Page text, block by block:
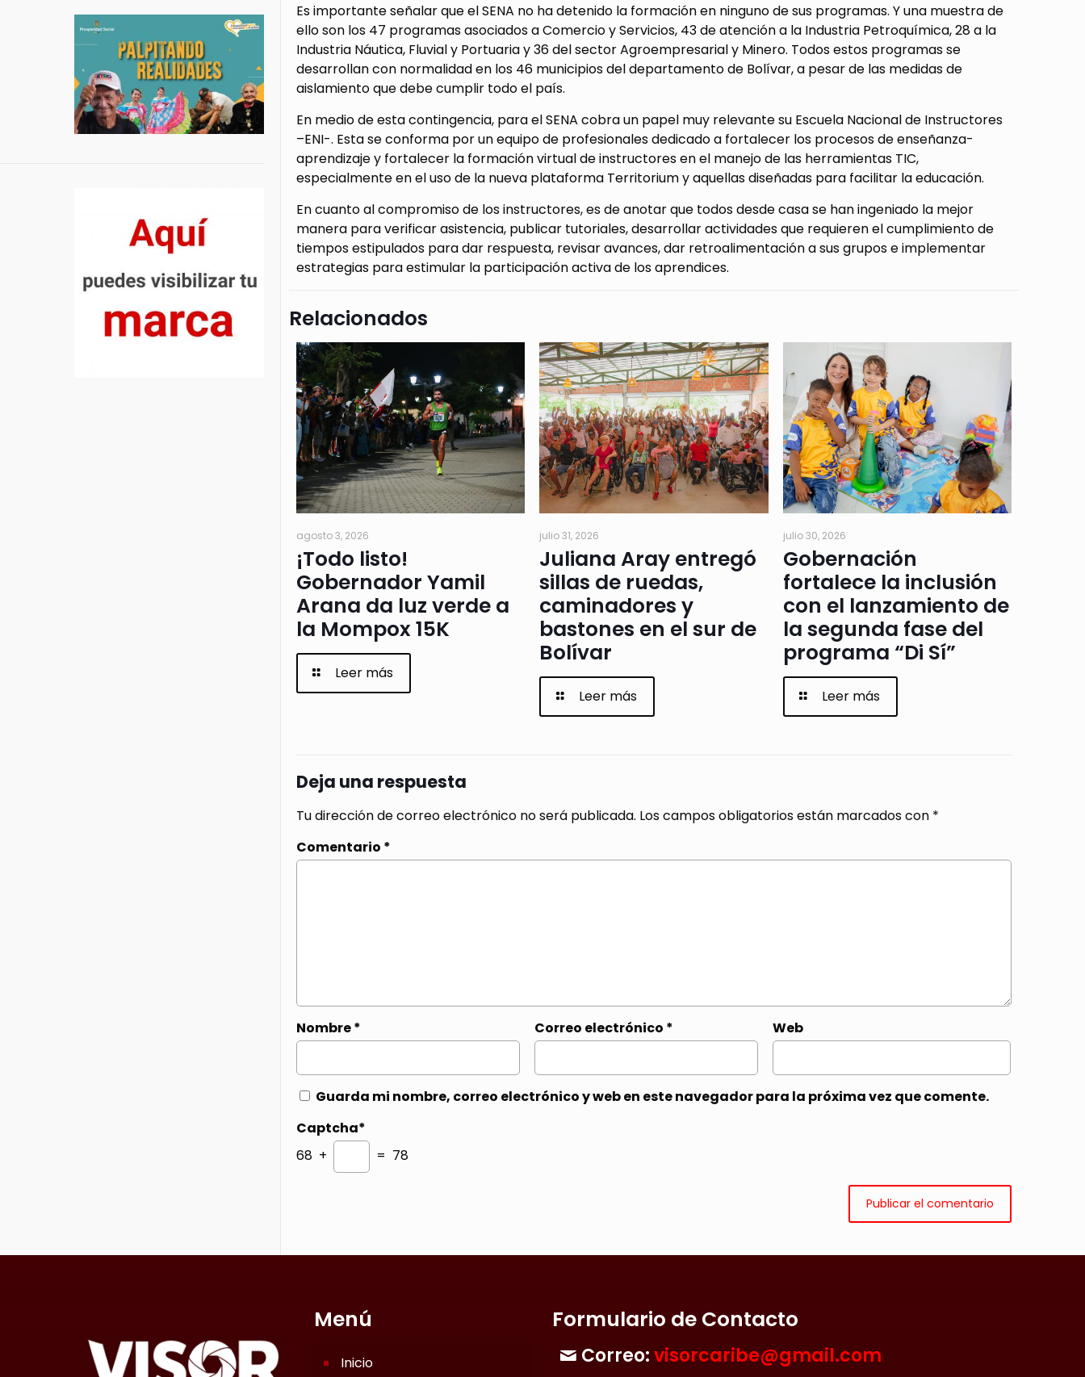
Es importante señalar que el SENA no ha detenido la formación en ninguno de sus programas. Y una muestra de
ello son los 47 programas asociados a Comercio y Servicios, 43 de atención a la Industria Petroquímica, 28 a la
Industria Náutica, Fluvial y Portuaria y 36 del sector Agroempresarial y Minero. Todos estos programas se
desarrollan con normalidad en los 46 municipios del departamento de Bolívar, a pesar de las medidas de
aislamiento que debe cumplir todo el país.
En medio de esta contingencia, para el SENA cobra un papel muy relevante su Escuela Nacional de Instructores
–ENI-. Esta se conforma por un equipo de profesionales dedicado a fortalecer los procesos de enseñanza-
aprendizaje y fortalecer la formación virtual de instructores en el manejo de las herramientas TIC,
especialmente en el uso de la nueva plataforma Territorium y aquellas diseñadas para facilitar la educación.
En cuanto al compromiso de los instructores, es de anotar que todos desde casa se han ingeniado la mejor
manera para verificar asistencia, publicar tutoriales, desarrollar actividades que requieren el cumplimiento de
tiempos estipulados para dar respuesta, revisar avances, dar retroalimentación a sus grupos e implementar
estrategias para estimular la participación activa de los aprendices.
Relacionados
agosto 3, 2026
¡Todo listo!
Gobernador Yamil
Arana da luz verde a
la Mompox 15K
Leer más
julio 31, 2026
Juliana Aray entregó
sillas de ruedas,
caminadores y
bastones en el sur de
Bolívar
Leer más
julio 30, 2026
Gobernación
fortalece la inclusión
con el lanzamiento de
la segunda fase del
programa “Di Sí”
Leer más
Deja una respuesta
Tu dirección de correo electrónico no será publicada. Los campos obligatorios están marcados con *
Comentario *
Nombre* Correo electrónico * Web
Guarda mi nombre, correo electrónico y web en este navegador para la próxima vez que comente.
Captcha*
68 +
= 78
Menú
Inicio
Formulario de Contacto
Correo:visorcaribe@gmail.com